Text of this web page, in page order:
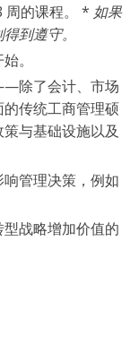
周的课程。 * 如果
到遵守。
。
除了会计、市场
传统工商管理硕
与基础设施以及
管理决策，例如
战略增加价值的